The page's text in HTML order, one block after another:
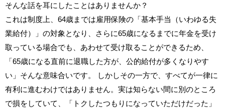
そんな話を耳にしたことはありませんか？
これは制度上、64歳までは雇用保険の「基本手当（いわゆる失
業給付）」の対象となり、さらに65歳になるまでに年金を受け
取っている場合でも、あわせて受け取ることができるため、
「65歳になる直前に退職した方が、公的給付が多くなりやす
い」そんな意味合いです。 しかしその一方で、すべてが一律に
有利に進むわけではありません。実は知らない間に別のところ
で損をしていて、「トクしたつもりになっていただけだった」